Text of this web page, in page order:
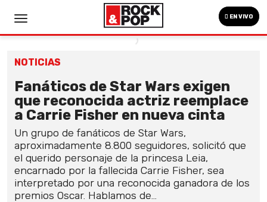
EN VIVO
NOTICIAS
Fanáticos de Star Wars exigen
que reconocida actriz reemplace
a Carrie Fisher en nueva cinta
Un grupo de fanáticos de Star Wars,
aproximadamente 8.800 seguidores, solicitó que
el querido personaje de la princesa Leia,
encarnado por la fallecida Carrie Fisher, sea
interpretado por una reconocida ganadora de los
premios Oscar. Hablamos de...